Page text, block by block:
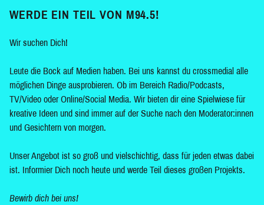
WERDE EIN TEIL VON M94.5!
Wir suchen Dich!
Leute die Bock auf Medien haben. Bei uns kannst du crossmedial alle
möglichen Dinge ausprobieren. Ob im Bereich Radio/Podcasts,
TV/Video oder Online/Social Media. Wir bieten dir eine Spielwiese für
kreative Ideen und sind immer auf der Suche nach den Moderator:innen
und Gesichtern von morgen.
Unser Angebot ist so groß und vielschichtig, dass für jeden etwas dabei
ist. Informier Dich noch heute und werde Teil dieses großen Projekts.
Bewirb dich bei uns!